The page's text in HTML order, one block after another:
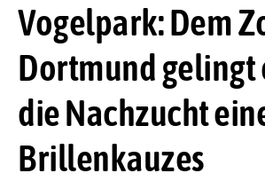
Vogelpark: Dem
Dortmund gelingt
die Nachzucht
Brillenkauzes